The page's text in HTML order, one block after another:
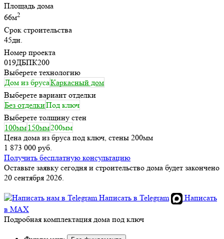
Площадь дома
66м2
Срок строительства
45дн.
Номер проекта
019ДБПК200
Выберете технологию
Дом из брусаКаркасный дом
Выберете вариант отделки
Без отделкиПод ключ
Выберете толщину стен
100мм 150мм200мм
Цена дома из бруса под ключ, стены 200мм
1 873 000 руб.
Получить бесплатную консультацию
Оставьте заявку сегодня и строительство дома будет закончено
20 сентября 2026.
Написать в Telegram
Написать
в MAX
Подробная комплектация дома под ключ